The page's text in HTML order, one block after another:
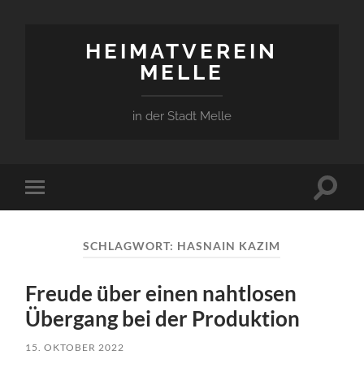
HEIMATVEREIN
MELLE
in der Stadt Melle
Mobile-
Menü
SCHLAGWORT: HASNAIN KAZIM
Freude über einen nahtlosen
Übergang bei der Produktion
15. OKTOBER 2022